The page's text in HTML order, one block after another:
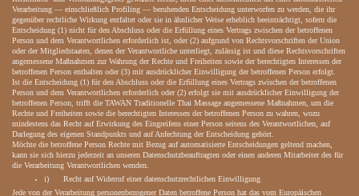
Verarbeitung — einschließlich Profiling — beruhenden Entscheidung unterworfen zu werden, die ihr
gegenüber rechtliche Wirkung entfaltet oder sie in ähnlicher Weise erheblich beeinträchtigt, sofern die
Entscheidung (1) nicht für den Abschluss oder die Erfüllung eines Vertrags zwischen der betroffenen
Person und dem Verantwortlichen erforderlich ist, oder (2) aufgrund von Rechtsvorschriften der Union
oder der Mitgliedstaaten, denen der Verantwortliche unterliegt, zulässig ist und diese Rechtsvorschriften
angemessene Maßnahmen zur Wahrung der Rechte und Freiheiten sowie der berechtigten Interessen der
betroffenen Person enthalten oder (3) mit ausdrücklicher Einwilligung der betroffenen Person erfolgt.
Ist die Entscheidung (1) für den Abschluss oder die Erfüllung eines Vertrags zwischen der betroffenen
Person und dem Verantwortlichen erforderlich oder (2) erfolgt sie mit ausdrücklicher Einwilligung der
betroffenen Person, trifft die TAWAN Traditionelle Thai Massage angemessene Maßnahmen, um die
Rechte und Freiheiten sowie die berechtigten Interessen der betroffenen Person zu wahren, wozu
mindestens das Recht auf Erwirkung des Eingreifens einer Person seitens des Verantwortlichen, auf
Darlegung des eigenen Standpunkts und auf Anfechtung der Entscheidung gehört.
Möchte die betroffene Person Rechte mit Bezug auf automatisierte Entscheidungen geltend machen,
kann sie sich hierzu jederzeit an unseren Datenschutzbeauftragten oder einen anderen Mitarbeiter des für
die Verarbeitung Verantwortlichen wenden.
i) Recht auf Widerruf einer datenschutzrechtlichen Einwilligung
Jede von der Verarbeitung personenbezogener Daten betroffene Person hat das vom Europäischen